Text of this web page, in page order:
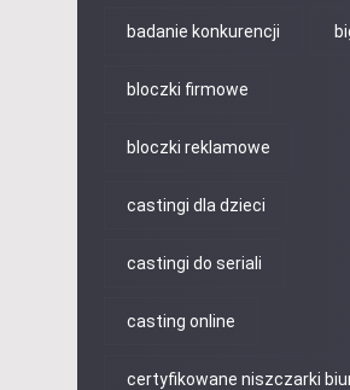
badanie konkurencji
bloczki firmowe
bloczki reklamowe
castingi dla dzieci
castingi do seriali
casting online
certyfikowane niszczarki